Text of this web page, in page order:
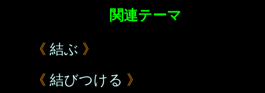
関連テーマ
《 結ぶ 》
《 結びつける 》